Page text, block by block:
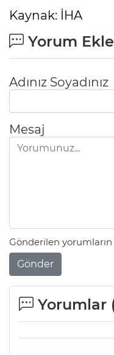
Kaynak: İHA
Yorum Ekle
Adınız Soyadınız
Mesaj
Gönderilen
Gönder
Yorumlar